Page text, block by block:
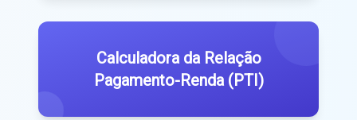
Calculadora da Relação
Pagamento-Renda (PTI)